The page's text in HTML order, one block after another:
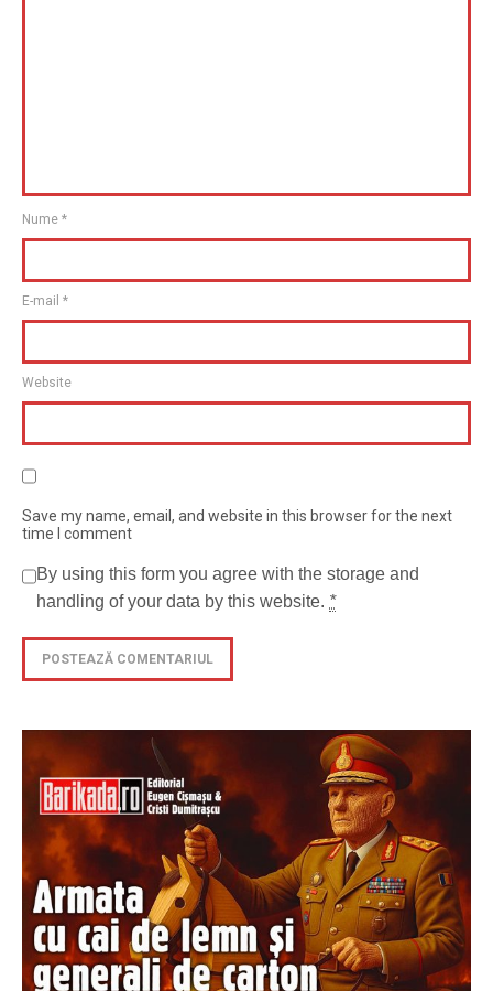
Nume *
E-mail *
Website
Save my name, email, and website in this browser for the next
time I comment
By using this form you agree with the storage and
handling of your data by this website. *